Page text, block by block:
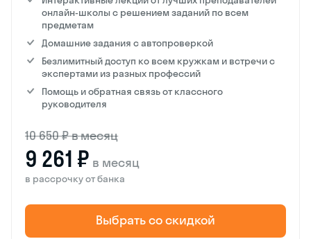
онлайн-школы с решением заданий по всем
предметам
Домашние задания с автопроверкой
Безлимитный доступ ко всем кружкам и встречи с
экспертами из разных профессий
Помощь и обратная связь от классного
руководителя
10 650 ₽ в месяц
9 261 ₽ в месяц
в рассрочку от банка
Выбрать со скидкой